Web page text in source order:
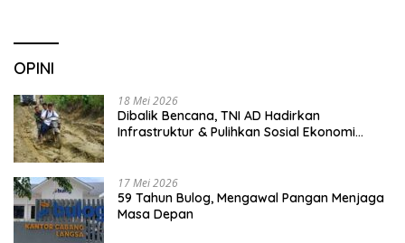
OPINI
18 Mei 2026
Dibalik Bencana, TNI AD Hadirkan
Infrastruktur & Pulihkan Sosial Ekonomi
17 Mei 2026
59 Tahun Bulog, Mengawal Pangan Menjaga
Masa Depan